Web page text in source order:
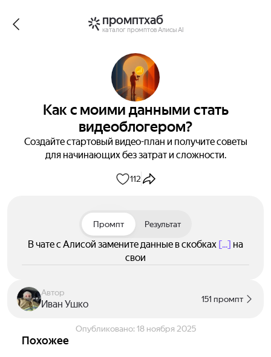
промптхаб
каталог промптов Алисы AI
Как с моими данными стать
видеоблогером?
Создайте стартовый видео-план и получите советы
для начинающих без затрат и сложности.
112
Промпт Результат
В чате с Алисой замените данные в скобках [...] на
свои
Автор
Иван Ушко 151 промпт
Опубликовано: 18 ноября 2025
Похожее